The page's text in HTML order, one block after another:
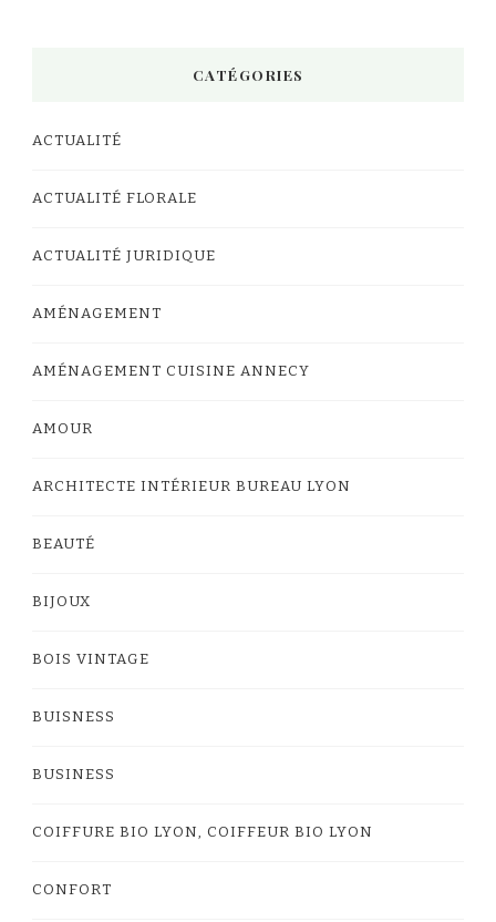
CATÉGORIES
ACTUALITÉ
ACTUALITÉ FLORALE
ACTUALITÉ JURIDIQUE
AMÉNAGEMENT
AMÉNAGEMENT CUISINE ANNECY
AMOUR
ARCHITECTE INTÉRIEUR BUREAU LYON
BEAUTÉ
BIJOUX
BOIS VINTAGE
BUISNESS
BUSINESS
COIFFURE BIO LYON, COIFFEUR BIO LYON
CONFORT